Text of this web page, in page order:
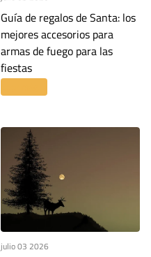
Guía de regalos de Santa: los
mejores accesorios para
armas de fuego para las
fiestas
julio 03 2026